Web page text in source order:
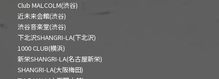
Club MALCOLM(渋谷)
近未来会館(渋谷)
渋谷音楽堂(渋谷)
下北沢SHANGRI-LA(下北沢)
1000 CLUB(横浜)
新栄SHANGRI-LA(名古屋新栄)
SHANGRI-LA(大阪梅田)